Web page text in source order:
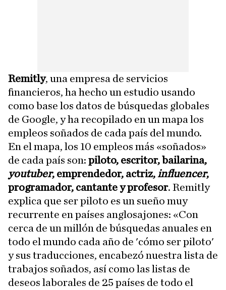
Remitly, una empresa de servicios
financieros, ha hecho un estudio usando
como base los datos de búsquedas globales
de Google, y ha recopilado en un mapa los
empleos soñados de cada país del mundo.
En el mapa, los 10 empleos más «soñados»
de cada país son: piloto, escritor, bailarina,
youtuber, emprendedor, actriz, influencer,
programador, cantante y profesor. Remitly
explica que ser piloto es un sueño muy
recurrente en países anglosajones: «Con
cerca de un millón de búsquedas anuales en
todo el mundo cada año de 'cómo ser piloto'
y sus traducciones, encabezó nuestra lista de
trabajos soñados, así como las listas de
deseos laborales de 25 países de todo el